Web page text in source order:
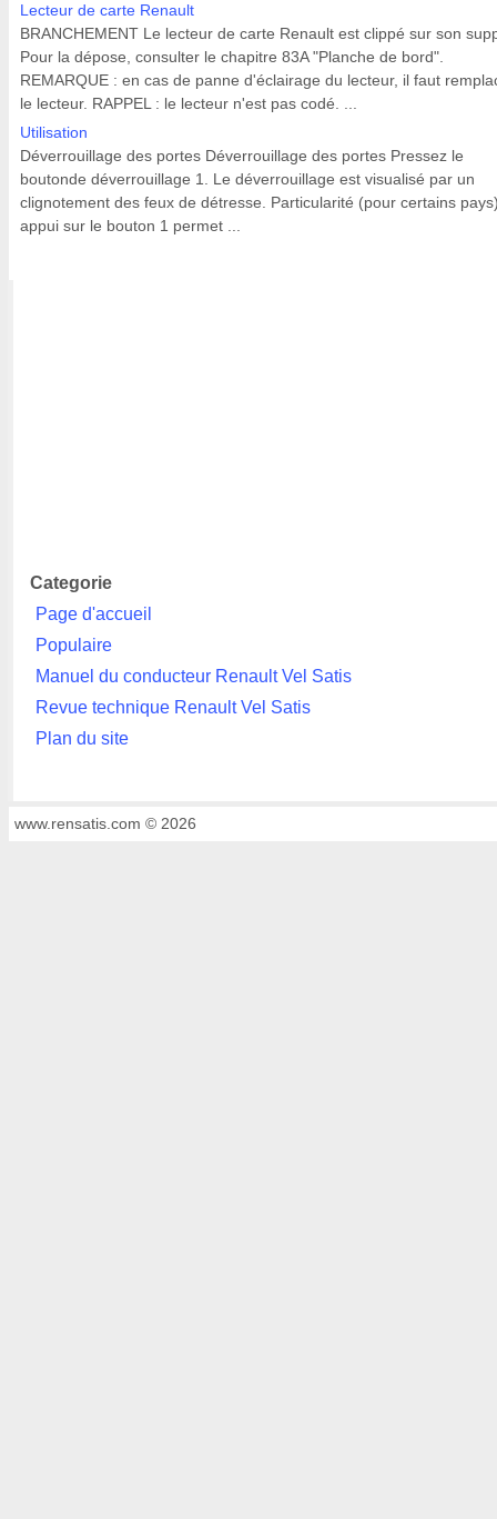
Lecteur de carte Renault
BRANCHEMENT Le lecteur de carte Renault est clippé sur son
Pour la dépose, consulter le chapitre 83A "Planche de bord".
REMARQUE : en cas de panne d'éclairage du lecteur, il faut
le lecteur. RAPPEL : le lecteur n'est pas codé. ...
Utilisation
Déverrouillage des portes Déverrouillage des portes Pressez le
boutonde déverrouillage 1. Le déverrouillage est visualisé par un
clignotement des feux de détresse. Particularité (pour certains
appui sur le bouton 1 permet ...
Categorie
Page d'accueil
Populaire
Manuel du conducteur Renault Vel Satis
Revue technique Renault Vel Satis
Plan du site
www.rensatis.com © 2026